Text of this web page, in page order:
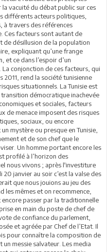
vacuité du débat public sur ces
différents acteurs politiques,
à travers des références
Ces facteurs sont autant de
de désillusion de la population
expliquant qu’une frange
et ce dans l’espoir d’un
conjonction de ces facteurs, qui
2011, rend la société tunisienne
situationnels. La Tunisie est
démocratique inachevée
et sociales, facteurs
de menace imposent des risques
sociaux, ou encore
mystère ou presque en Tunisie,
et de son chef que le
Un homme portant encore les
profilé à l’horizon des
nous vivons ; après l'investiture
20 janvier au soir c’est la valse des
que nous jouions au jeu des
les mêmes et on recommence,
passer par la traditionnelle
en main du poste de chef de
de confiance du parlement,
et agréée par Chef de l’Etat. Il
pour connaître la composition de
messie salvateur. Les media